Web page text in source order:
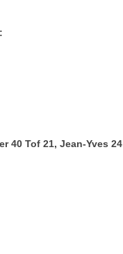
40 Tof 21, Jean-Yves 24